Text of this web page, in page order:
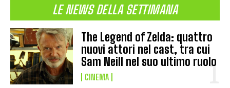
LE NEWS DELLA SETTIMANA
The Legend of Zelda: quattro
nuovi attori nel cast, tra cui
Sam Neill nel suo ultimo ruolo
CINEMA